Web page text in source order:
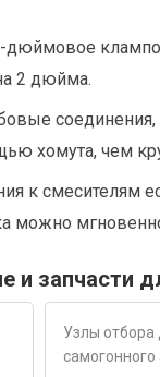
дюймовое
2 дюйма.
хомута, чем
к смесителям
можно
запчасти
Узлы отбора
самогонного